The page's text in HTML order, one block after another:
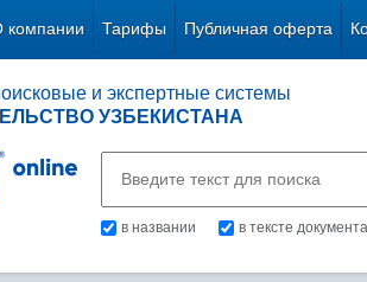
компании Тарифы Публичная оферта
и экспертные системы
УЗБЕКИСТАНА
в названии в тексте документа